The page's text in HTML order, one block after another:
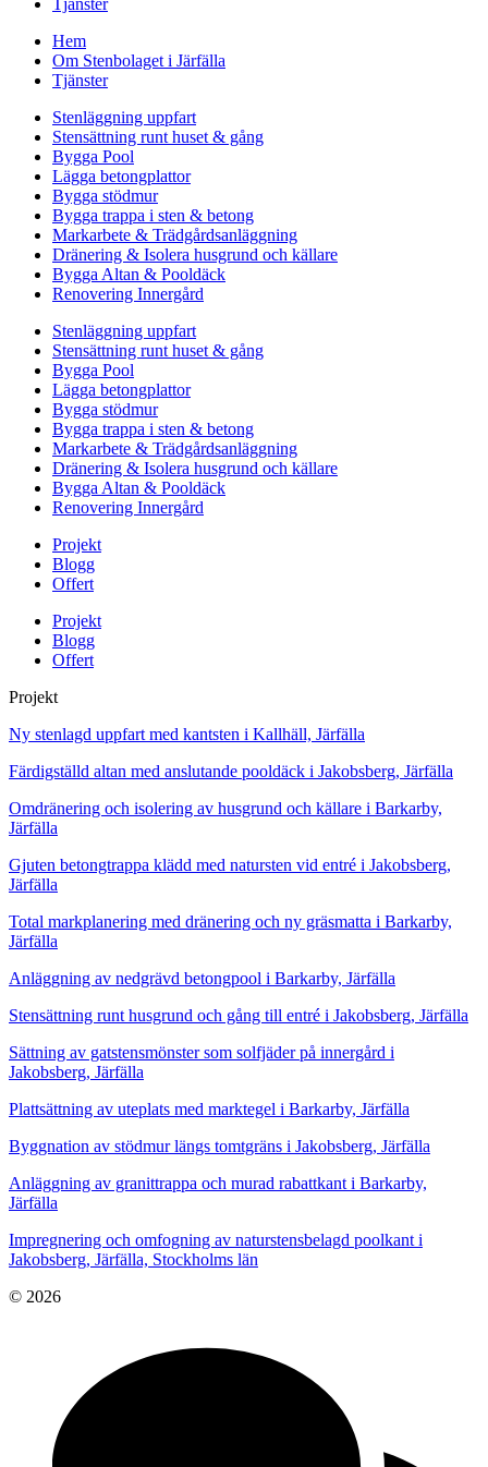
Tjänster
Hem
Om Stenbolaget i Järfälla
Tjänster
Stenläggning uppfart
Stensättning runt huset & gång
Bygga Pool
Lägga betongplattor
Bygga stödmur
Bygga trappa i sten & betong
Markarbete & Trädgårdsanläggning
Dränering & Isolera husgrund och källare
Bygga Altan & Pooldäck
Renovering Innergård
Stenläggning uppfart
Stensättning runt huset & gång
Bygga Pool
Lägga betongplattor
Bygga stödmur
Bygga trappa i sten & betong
Markarbete & Trädgårdsanläggning
Dränering & Isolera husgrund och källare
Bygga Altan & Pooldäck
Renovering Innergård
Projekt
Blogg
Offert
Projekt
Blogg
Offert
Projekt
Ny stenlagd uppfart med kantsten i Kallhäll, Järfälla
Färdigställd altan med anslutande pooldäck i Jakobsberg, Järfälla
Omdränering och isolering av husgrund och källare i Barkarby,
Järfälla
Gjuten betongtrappa klädd med natursten vid entré i Jakobsberg,
Järfälla
Total markplanering med dränering och ny gräsmatta i Barkarby,
Järfälla
Anläggning av nedgrävd betongpool i Barkarby, Järfälla
Stensättning runt husgrund och gång till entré i Jakobsberg, Järfälla
Sättning av gatstensmönster som solfjäder på innergård i
Jakobsberg, Järfälla
Plattsättning av uteplats med marktegel i Barkarby, Järfälla
Byggnation av stödmur längs tomtgräns i Jakobsberg, Järfälla
Anläggning av granittrappa och murad rabattkant i Barkarby,
Järfälla
Impregnering och omfogning av naturstensbelagd poolkant i
Jakobsberg, Järfälla, Stockholms län
© 2026